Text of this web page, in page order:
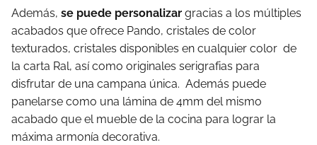
Además, se puede personalizar gracias a los múltiples
acabados que ofrece Pando, cristales de color
texturados, cristales disponibles en cualquier color de
la carta Ral, así como originales serigrafias para
disfrutar de una campana única. Además puede
panelarse como una lámina de 4mm del mismo
acabado que el mueble de la cocina para lograr la
máxima armonía decorativa.